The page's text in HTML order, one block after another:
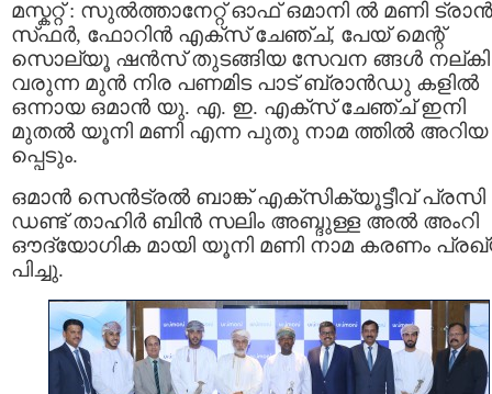
മസ്കറ്റ് : സുല്‍ത്താനേറ്റ് ഓഫ് ഒമാനി ൽ മണി ട്രാൻ
സ്‌ഫർ, ഫോറിൻ എക്സ് ചേഞ്ച്, പേയ് മെന്റ്
സൊല്യൂ ഷൻസ് തുടങ്ങിയ സേവന ങ്ങൾ നല്കി
വരുന്ന മുൻ നിര പണമിട പാട് ബ്രാൻഡു കളില്‍
ഒന്നായ ഒമാൻ യു. എ. ഇ. എക്സ് ചേഞ്ച് ഇനി
മുതൽ യൂനി മണി എന്ന പുതു നാമ ത്തിൽ അറിയ
പ്പെടും.
ഒമാൻ സെൻട്രൽ ബാങ്ക് എക്സിക്യൂട്ടീവ് പ്രസി
ഡണ്ട് താഹിർ ബിൻ സലിം അബ്ദുള്ള അൽ അംറി
ഔദ്യോഗിക മായി യൂനി മണി നാമ കരണം
പിച്ചു.